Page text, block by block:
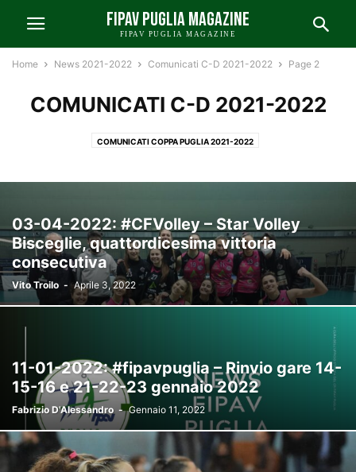
FIPAV PUGLIA MAGAZINE
FIPAV PUGLIA MAGAZINE
Home News 2021-2022 Comunicati C-D 2021-2022 Page 2
COMUNICATI C-D 2021-2022
COMUNICATI COPPA PUGLIA 2021-2022
03-04-2022: #CFVolley – Star Volley
Bisceglie, quattordicesima vittoria
consecutiva
Vito Troilo - Aprile 3, 2022
11-01-2022: #fipavpuglia – Rinvio gare 14-
15-16 e 21-22-23 gennaio 2022
Fabrizio D'Alessandro - Gennaio 11, 2022